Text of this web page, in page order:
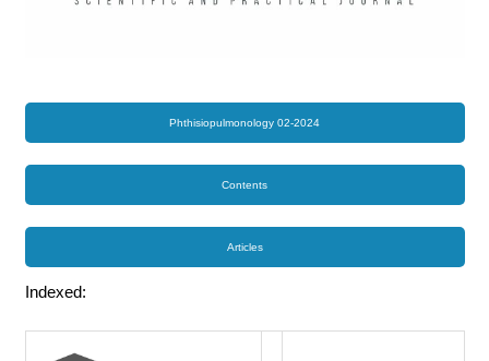
Phthisiopulmonology 02-2024
Contents
Articles
Indexed: